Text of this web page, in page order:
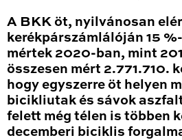
A BKK öt, nyilvánosan
kerékpárszámlálóján 15
mértek 2020-ban, mint
összesen mért 2.771.710.
hogy egyszerre öt helyen
bicikliutak és sávok
felett még télen is többen
decemberi biciklis